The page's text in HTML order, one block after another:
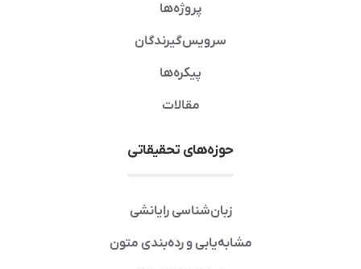
پروژه‌ها
سرویس‌گیرندگان
پیکره‌ها
مقالات
حوزه‌های تحقیقاتی
زبان‌شناسی رایانشی
مشابه‌یابی و رده‌بندی متون